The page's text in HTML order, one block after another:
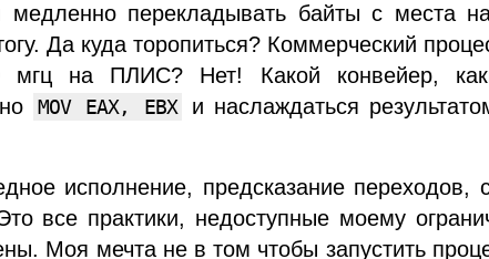
перекладывать байты с места
Да куда торопиться? Коммерческий
на ПЛИС? Нет! Какой конвейер,
MOV EAX, EBX
и наслаждаться
исполнение, предсказание переходов,
все практики, недоступные моему
Моя мечта не в том чтобы запустить